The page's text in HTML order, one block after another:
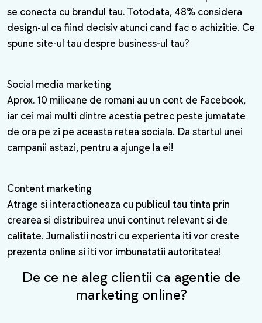
se conecta cu brandul tau. Totodata, 48% considera
design-ul ca fiind decisiv atunci cand fac o achizitie. Ce
spune site-ul tau despre business-ul tau?
Social media marketing
Aprox. 10 milioane de romani au un cont de Facebook,
iar cei mai multi dintre acestia petrec peste jumatate
de ora pe zi pe aceasta retea sociala. Da startul unei
campanii astazi, pentru a ajunge la ei!
Content marketing
Atrage si interactioneaza cu publicul tau tinta prin
crearea si distribuirea unui continut relevant si de
calitate. Jurnalistii nostri cu experienta iti vor creste
prezenta online si iti vor imbunatatii autoritatea!
De ce ne aleg clientii ca agentie de
marketing online?